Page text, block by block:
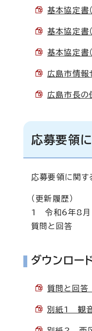
基本協定書
基本協定
基本協定書
広島市情報
広島市長
応募要領
応募要領に関す
（更新履歴）
1 令和6年8月
質問と回答
ダウンロー
質問と回
別紙1 観